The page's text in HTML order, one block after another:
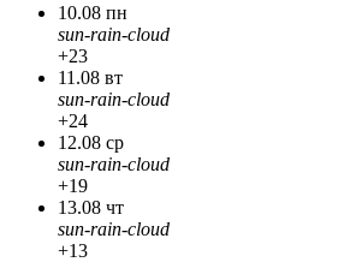
10.08 пн
sun-rain-cloud
+23
11.08 вт
sun-rain-cloud
+24
12.08 ср
sun-rain-cloud
+19
13.08 чт
sun-rain-cloud
+13